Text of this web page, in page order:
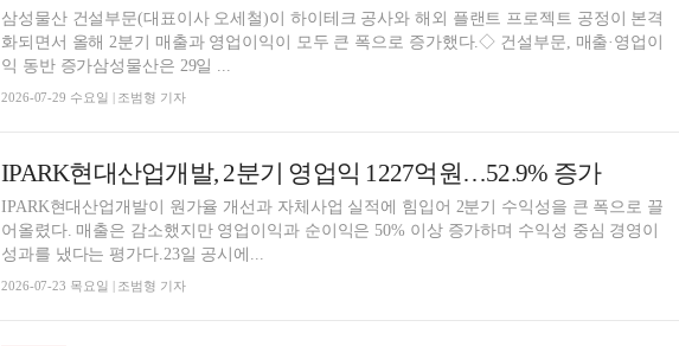
삼성물산 건설부문(대표이사 오세철)이 하이테크 공사와 해외 플랜트 프로젝트 공정이 본격
화되면서 올해 2분기 매출과 영업이익이 모두 큰 폭으로 증가했다.◇ 건설부문, 매출·영업이
익 동반 증가삼성물산은 29일 ...
2026-07-29 수요일 | 조범형 기자
IPARK현대산업개발, 2분기 영업익 1227억원…52.9% 증가
IPARK현대산업개발이 원가율 개선과 자체사업 실적에 힘입어 2분기 수익성을 큰 폭으로 끌
어올렸다. 매출은 감소했지만 영업이익과 순이익은 50% 이상 증가하며 수익성 중심 경영이
성과를 냈다는 평가다.23일 공시에...
2026-07-23 목요일 | 조범형 기자